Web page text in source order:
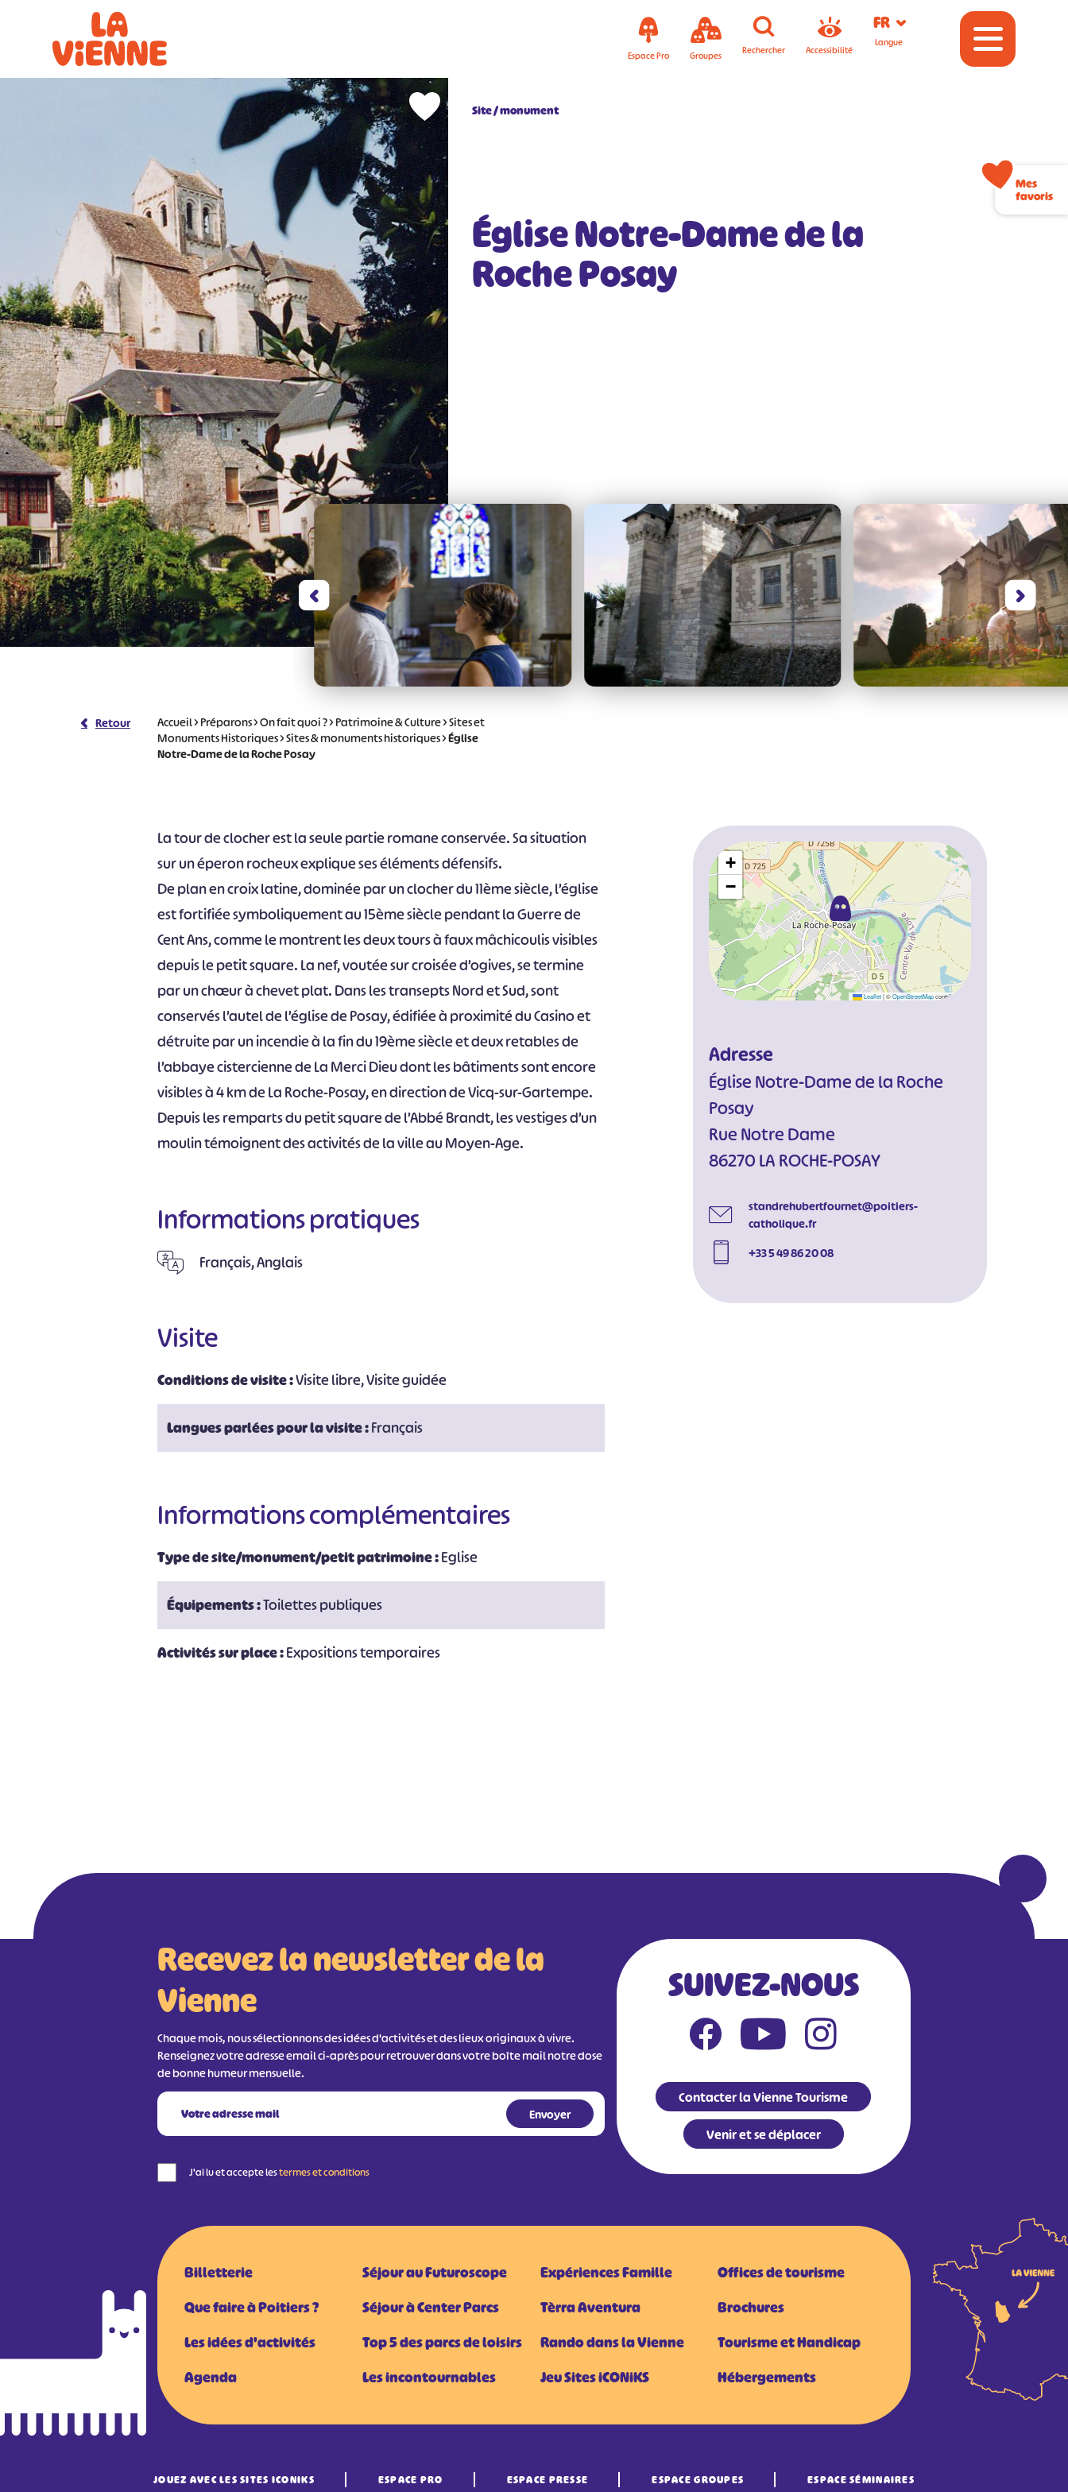
Espace Pro Groupes Rechercher Accessibilité
FR
Langue
Site / monument
Église Notre-Dame de la
Roche Posay
Retour Accueil>Préparons>On fait quoi ?>Patrimoine & Culture>Sites et
Monuments Historiques>Sites & monuments historiques>Église
Notre-Dame de la Roche Posay
La tour de clocher est la seule partie romane conservée. Sa situation
sur un éperon rocheux explique ses éléments défensifs.
De plan en croix latine, dominée par un clocher du 11ème siècle, l’église
est fortifiée symboliquement au 15ème siècle pendant la Guerre de
Cent Ans, comme le montrent les deux tours à faux mâchicoulis visibles
depuis le petit square. La nef, voutée sur croisée d’ogives, se termine
par un chœur à chevet plat. Dans les transepts Nord et Sud, sont
conservés l’autel de l’église de Posay, édifiée à proximité du Casino et
détruite par un incendie à la fin du 19ème siècle et deux retables de
l’abbaye cistercienne de La Merci Dieu dont les bâtiments sont encore
visibles à 4 km de La Roche-Posay, en direction de Vicq-sur-Gartempe.
Depuis les remparts du petit square de l’Abbé Brandt, les vestiges d’un
moulin témoignent des activités de la ville au Moyen-Age.
Informations pratiques
Français, Anglais
Visite
Conditions de visite :Visite libre, Visite guidée
Langues parlées pour la visite :Français
Informations complémentaires
Type de site/monument/petit patrimoine :Eglise
Équipements :Toilettes publiques
Activités sur place :Expositions temporaires
+
−
Leaflet|©OpenStreetMapcontributors
Adresse
Église Notre-Dame de la Roche
Posay
Rue Notre Dame
86270 LA ROCHE-POSAY
standrehubertfournet@poitiers-
catholique.fr
+33 5 49 86 20 08
Recevez la newsletter de la
Vienne
Chaque mois, nous sélectionnons des idées d'activités et des lieux originaux à vivre.
Renseignez votre adresse email ci-après pour retrouver dans votre boîte mail notre dose
de bonne humeur mensuelle.
J'ai lu et accepte lestermes et conditions
SUIVEZ-NOUS
Contacter la Vienne Tourisme
Venir et se déplacer
Billetterie
Que faire à Poitiers ?
Les idées d'activités
Agenda
Séjour au Futuroscope
Séjour à Center Parcs
Top 5 des parcs de loisirs
Les incontournables
Expériences Famille
Tèrra Aventura
Rando dans la Vienne
Jeu Sites iCONiKS
Offices de tourisme
Brochures
Tourisme et Handicap
Hébergements
JOUEZ AVEC LES SITES ICONIKS ESPACE PRO ESPACE PRESSE ESPACE GROUPES ESPACE SÉMINAIRES
# #
Mes
favoris
Panneau de gestion des cookies